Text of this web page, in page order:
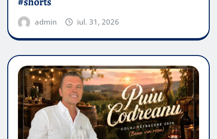
admin iul. 31, 2026